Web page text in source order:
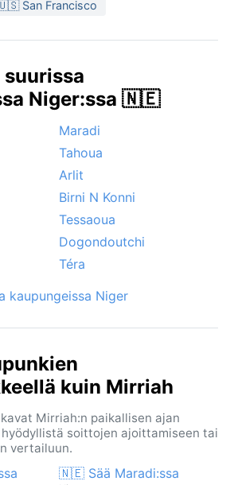
San Francisco
suurissa
Niger:ssa 🇳🇪
Maradi
Tahoua
Arlit
Birni N Konni
Tessaoua
Dogondoutchi
Téra
kaupungeissa Niger
kuin Mirriah
Mirriah:n paikallisen ajan
soittojen ajoittamiseen tai
vertailuun.
🇳🇪 Sää Maradi:ssa